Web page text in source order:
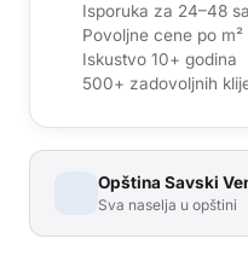
Isporuka za 24–48
Povoljne cene po m²
Iskustvo 10+ godina
500+ zadovoljnih
Opština Savski
Sva naselja u opštini